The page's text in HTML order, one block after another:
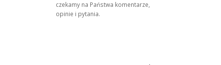
czekamy na Państwa komentarze,
opinie i pytania.